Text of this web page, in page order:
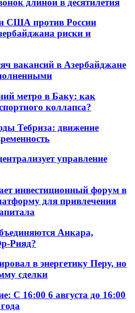
США против России
риски и
вакансий в Азербайджане
метро в Баку: как
коллапса?
Тебриза: движение
управление
инвестиционный форум в
для привлечения
Анкара,
Рияд?
в энергетику Перу, но
сделки
С 16:00 6 августа до 16:00